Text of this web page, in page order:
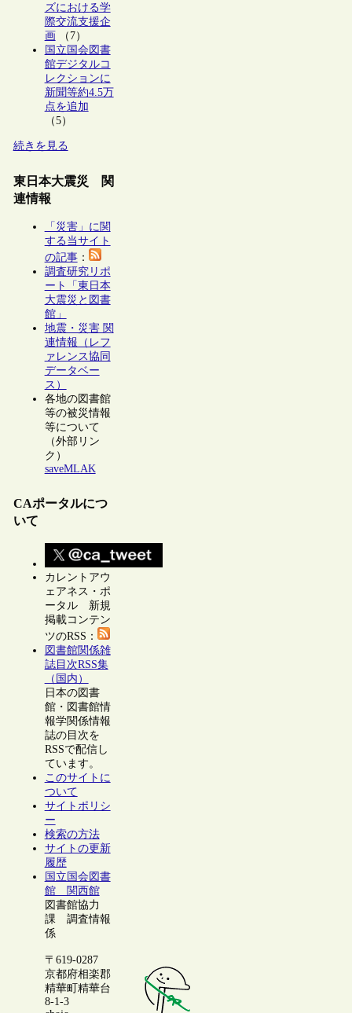
ズにおける学
際交流支援企
画（7）
国立国会図書
館デジタルコ
レクションに
新聞等約4.5万
点を追加
（5）
続きを見る
東日本大震災 関
連情報
「災害」に関
する当サイト
の記事：
調査研究リポ
ート「東日本
大震災と図書
館」
地震・災害 関
連情報（レフ
ァレンス協同
データベー
ス）
各地の図書館
等の被災情報
等について
（外部リン
ク）
saveMLAK
CAポータルにつ
いて
カレントアウ
ェアネス・ポ
ータル 新規
掲載コンテン
ツのRSS：
図書館関係雑
誌目次RSS集
（国内）
日本の図書
館・図書館情
報学関係情報
誌の目次を
RSSで配信し
ています。
このサイトに
ついて
サイトポリシ
ー
検索の方法
サイトの更新
履歴
国立国会図書
館 関西館
図書館協力
課 調査情報
係
〒619-0287
京都府相楽郡
精華町精華台
8-1-3